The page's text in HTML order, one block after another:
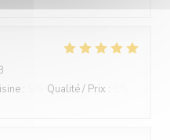
: Qualité / Prix :